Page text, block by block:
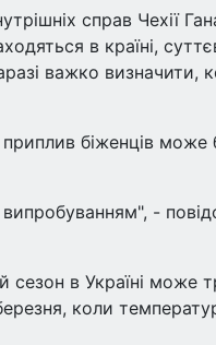
справ Чехії
в країні,
важко визначити,
біженців
-
сезон в Україні може
коли